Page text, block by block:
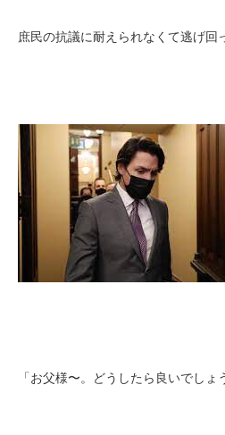
庶民の抗議に耐えられなくて逃げ回
「お父様〜。どうしたら良いでしょ